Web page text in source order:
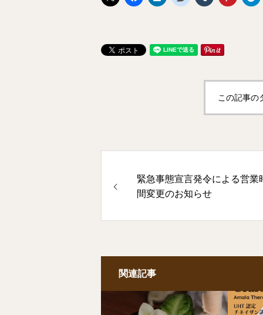
この記事の
緊急事態宣言発令による営業
間変更のお知らせ
関連記事